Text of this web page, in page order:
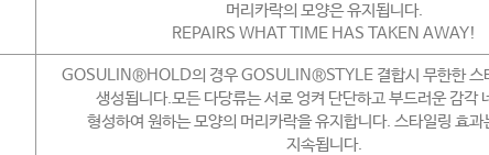
머리카락의 모양은 유지됩니다.
REPAIRS WHAT TIME HAS TAKEN AWAY!
GOSULIN®HOLD의 경우 GOSULIN®STYLE 결합시 무한한 스
생성됩니다.모든 다당류는 서로 엉켜 단단하고 부드러운 감각
형성하여 원하는 모양의 머리카락을 유지합니다. 스타일링 효과
지속됩니다.